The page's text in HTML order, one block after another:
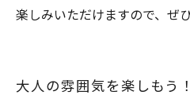
楽しみいただけますので、ぜ
大人の雰囲気を楽しもう！